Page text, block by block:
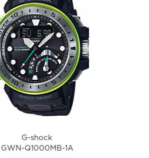
G-shock
GWN-Q1000MB-1A
i
G-shock
GWN-Q1000MB-1A